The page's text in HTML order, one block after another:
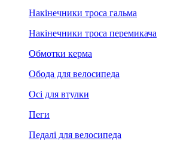
Накінечники троса гальма
Накінечники троса перемикача
Обмотки керма
Обода для велосипеда
Осі для втулки
Пеги
Педалі для велосипеда